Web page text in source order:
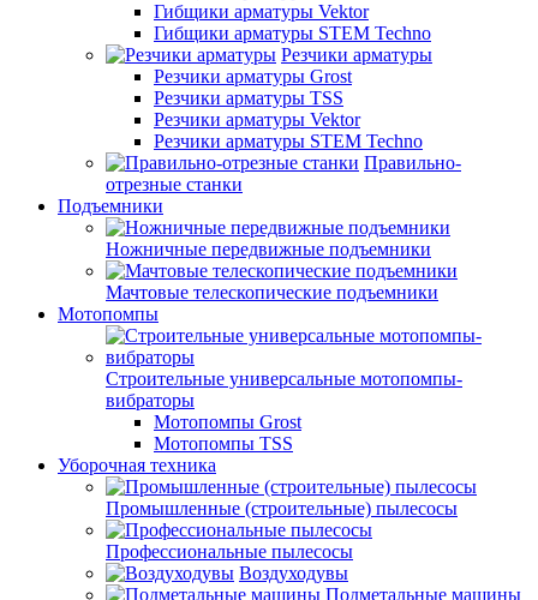
Гибщики арматуры Vektor
Гибщики арматуры STEM Techno
Резчики арматуры
Резчики арматуры Grost
Резчики арматуры TSS
Резчики арматуры Vektor
Резчики арматуры STEM Techno
Правильно-
отрезные станки
Подъемники
Ножничные передвижные подъемники
Мачтовые телескопические подъемники
Мотопомпы
Строительные универсальные мотопомпы-
вибраторы
Мотопомпы Grost
Мотопомпы TSS
Уборочная техника
Промышленные (строительные) пылесосы
Профессиональные пылесосы
Воздуходувы
Подметальные машины